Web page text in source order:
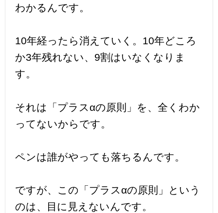
わかるんです。
10年経ったら消えていく。10年どころ
か3年残れない、9割はいなくなりま
す。
それは「プラスαの原則」を、全くわか
ってないからです。
ペンは誰がやっても落ちるんです。
ですが、この「プラスαの原則」という
のは、目に見えないんです。